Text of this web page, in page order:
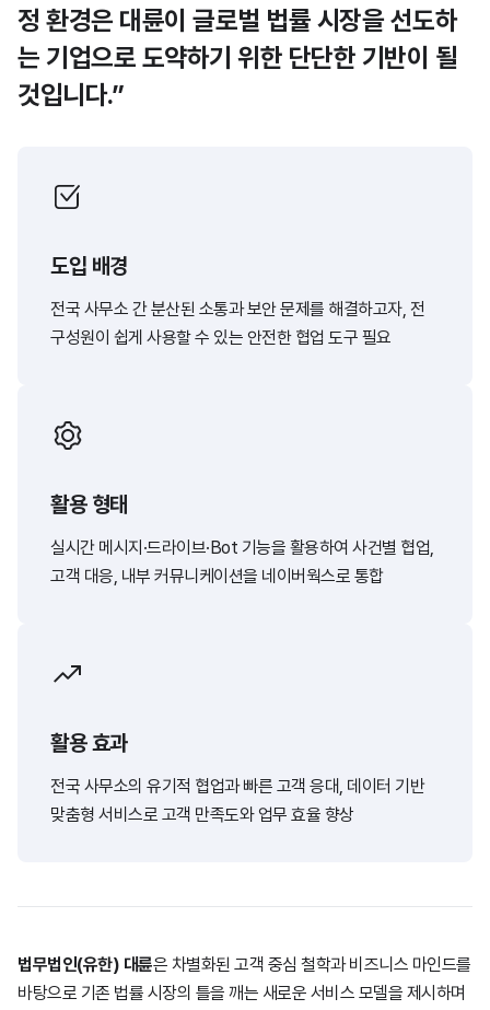
정 환경은 대륜이 글로벌 법률 시장을 선도하
는 기업으로 도약하기 위한 단단한 기반이 될
것입니다.”
도입 배경
전국 사무소 간 분산된 소통과 보안 문제를 해결하고자, 전
구성원이 쉽게 사용할 수 있는 안전한 협업 도구 필요
활용 형태
실시간 메시지·드라이브·Bot 기능을 활용하여 사건별 협업,
고객 대응, 내부 커뮤니케이션을 네이버웍스로 통합
활용 효과
전국 사무소의 유기적 협업과 빠른 고객 응대, 데이터 기반
맞춤형 서비스로 고객 만족도와 업무 효율 향상
법무법인(유한) 대륜은 차별화된 고객 중심 철학과 비즈니스 마인드를
바탕으로 기존 법률 시장의 틀을 깨는 새로운 서비스 모델을 제시하며